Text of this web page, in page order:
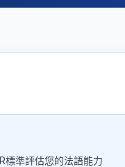
標準評估您的法語能力